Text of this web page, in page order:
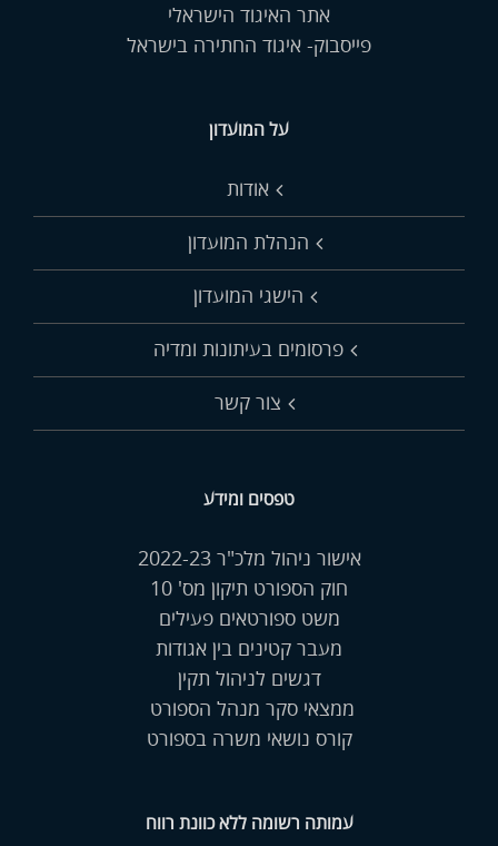
אתר האיגוד הישראלי
פייסבוק- איגוד החתירה בישראל
על המועדון
אודות
הנהלת המועדון
הישגי המועדון
פרסומים בעיתונות ומדיה
צור קשר
טפסים ומידע
אישור ניהול מלכ"ר 2022-23
חוק הספורט תיקון מס' 10
משט ספורטאים פעילים
מעבר קטינים בין אגודות
דגשים לניהול תקין
ממצאי סקר מנהל הספורט
קורס נושאי משרה בספורט
עמותה רשומה ללא כוונת רווח